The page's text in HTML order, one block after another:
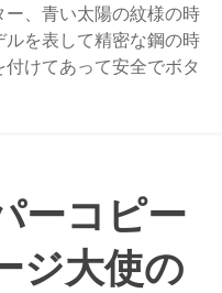
、青い太陽の紋様の時
を表して精密な鋼の時
けてあって安全でボタ
ーコピー
ジ大使の